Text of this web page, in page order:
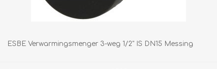
ESBE Verwarmingsmenger 3-weg 1/2" IS DN15 Messing